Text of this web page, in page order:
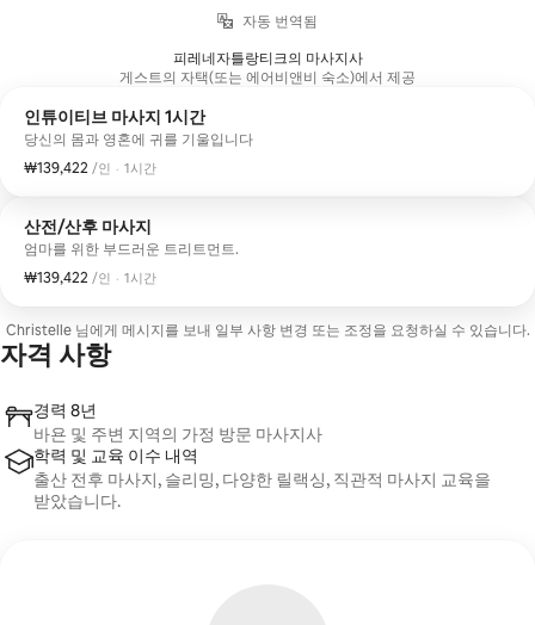
자동 번역됨
피레네자틀랑티크의 마사지사
게스트의 자택(또는 에어비앤비 숙소)에서 제공
인튜이티브 마사지 1시간
당신의 몸과 영혼에 귀를 기울입니다
₩139,422 /인
1인당 ₩139,422
, · 1시간
산전/산후 마사지
엄마를 위한 부드러운 트리트먼트.
₩139,422 /인
1인당 ₩139,422
, · 1시간
Christelle 님에게 메시지를 보내 일부 사항 변경 또는 조정을 요청하실 수 있습니다.
자격 사항
경력 8년
바욘 및 주변 지역의 가정 방문 마사지사
학력 및 교육 이수 내역
출산 전후 마사지, 슬리밍, 다양한 릴랙싱, 직관적 마사지 교육을
받았습니다.